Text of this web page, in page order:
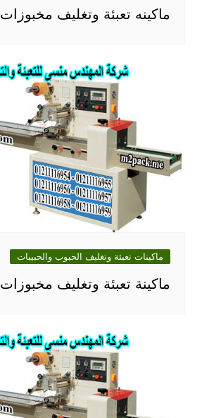
ماكينه تعبئة وتغليف مخبوزات
ماكينات تعبئة وتغليف الحبوب والحبيبات
ماكينة تعبئة وتغليف مخبوزات